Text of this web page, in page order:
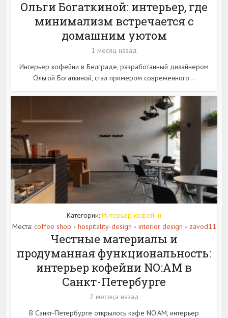
Ольги Богаткиной: интерьер, где
минимализм встречается с
домашним уютом
1 месяц назад
Интерьер кофейни в Белграде, разработанный дизайнером
Ольгой Богаткиной, стал примером современного...
Категории: Интерьер кофейни
Места: coffee shop • hospitality-design • interior design • zavod11
Честные материалы и
продуманная функциональность:
интерьер кофейни NO:AM в
Санкт-Петербурге
2 месяца назад
В Санкт-Петербурге открылось кафе NO:AM, интерьер